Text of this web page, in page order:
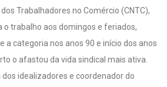
Trabalhadores no Comércio (CNTC),
o trabalho aos domingos e feriados,
a categoria nos anos 90 e início dos anos
o afastou da vida sindical mais ativa.
idealizadores e coordenador do